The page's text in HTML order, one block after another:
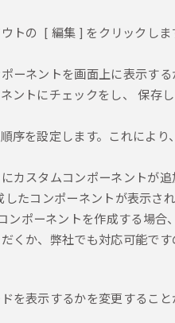
トの [ 編集 ] をクリックしま
ーネントを画面上に表示す
ントにチェックをし、 保存
序を設定します。これによ
カスタムコンポーネントが
たコンポーネントが表示さ
ンポーネントを作成する場
くか、弊社でも対応可能です
を表示するかを変更すること